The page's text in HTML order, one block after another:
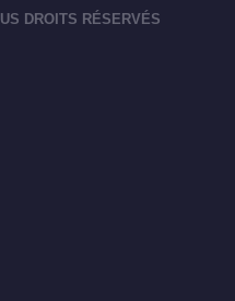
DROITS RÉSERVÉS